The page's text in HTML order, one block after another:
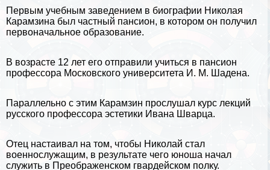
Первым учебным заведением в биографии Николая
Карамзина был частный пансион, в котором он получил
первоначальное образование.
В возрасте 12 лет его отправили учиться в пансион
профессора Московского университета И. М. Шадена.
Параллельно с этим Карамзин прослушал курс лекций
русского профессора эстетики Ивана Шварца.
Отец настаивал на том, чтобы Николай стал
военнослужащим, в результате чего юноша начал
служить в Преображенском гвардейском полку.